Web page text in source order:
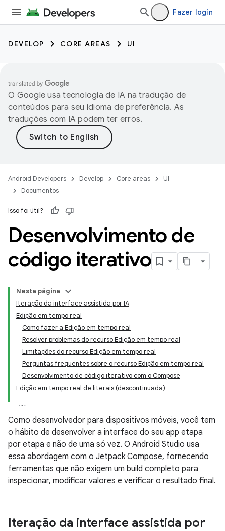
Fazer login
DEVELOP CORE AREAS UI
O Google usa tecnologia de IA na tradução de
conteúdos para seu idioma de preferência. As
traduções com IA podem ter erros.
Android Developers Develop Core areas
UI
Documentos
Isso foi útil?
Desenvolvimento de
código iterativo
Nesta página
Iteração da interface assistida por IA
Edição em tempo real
Como fazer a Edição em tempo real
Resolver problemas do recurso Edição em tempo real
Limitações do recurso Edição em tempo real
Perguntas frequentes sobre o recurso Edição em tempo real
Desenvolvimento de código iterativo com o Compose
Edição em tempo real de literais (descontinuada)
Como desenvolvedor para dispositivos móveis, você tem
o hábito de desenvolver a interface do seu app etapa
por etapa e não de uma só vez. O Android Studio usa
essa abordagem com o Jetpack Compose, fornecendo
ferramentas que não exigem um build completo para
inspecionar, modificar valores e verificar o resultado final.
Iteração da interface assistida por